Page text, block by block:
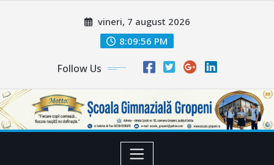
vineri, 7 august 2026
8:09:56 PM
Follow Us